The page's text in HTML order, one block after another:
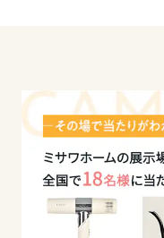
搭載
◆太陽光発電システ
に対応
三重県
近畿エリア